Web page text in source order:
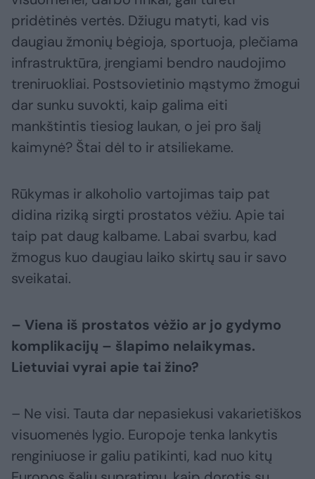
pridėtinės vertės. Džiugu matyti, kad vis
daugiau žmonių bėgioja, sportuoja, plečiama
infrastruktūra, įrengiami bendro naudojimo
treniruokliai. Postsovietinio mąstymo žmogui
dar sunku suvokti, kaip galima eiti
mankštintis tiesiog laukan, o jei pro šalį
kaimynė? Štai dėl to ir atsiliekame.
Rūkymas ir alkoholio vartojimas taip pat
didina riziką sirgti prostatos vėžiu. Apie tai
taip pat daug kalbame. Labai svarbu, kad
žmogus kuo daugiau laiko skirtų sau ir savo
sveikatai.
– Viena iš prostatos vėžio ar jo gydymo
komplikacijų – šlapimo nelaikymas.
Lietuviai vyrai apie tai žino?
– Ne visi. Tauta dar nepasiekusi vakarietiškos
visuomenės lygio. Europoje tenka lankytis
renginiuose ir galiu patikinti, kad nuo kitų